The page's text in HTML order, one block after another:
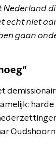
Nederland
echt niet
gaan